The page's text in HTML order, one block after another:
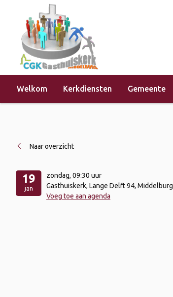
Welkom Kerkdiensten Gemeente
Home »Evenementen
Naar overzicht
19
jan
zondag, 09:30 uur
Gasthuiskerk, Lange Delft 94, Middelburg
Voeg toe aan agenda